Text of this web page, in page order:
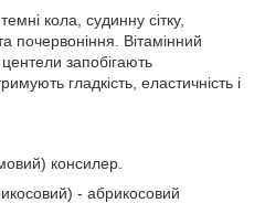
кола, судинну сітку,
почервоніння. Вітамінний
центели запобігають
гладкість, еластичність і
консилер.
- абрикосовий